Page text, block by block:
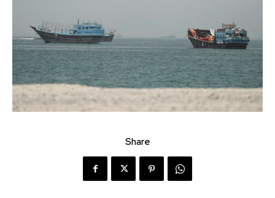
Share